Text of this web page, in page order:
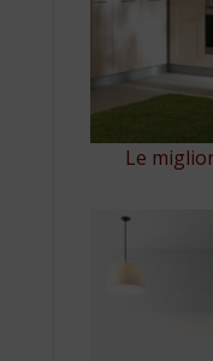
Le